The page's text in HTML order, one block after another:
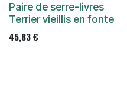
Paire de serre-livres
Terrier vieillis en fonte
45,83€